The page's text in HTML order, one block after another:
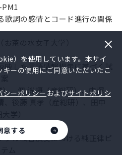
歌詞の感情とコード進行の関係
映した言語情報提示に基づく試
、佃 洸摂（産総研）、中塚
後藤 真孝（産総研）、田中
ブル和音演奏における純正律ピ
）を使用しています。本サイ
キーの使用にご同意いただいたこ
シーポリシー およびサイトポリシ
意する